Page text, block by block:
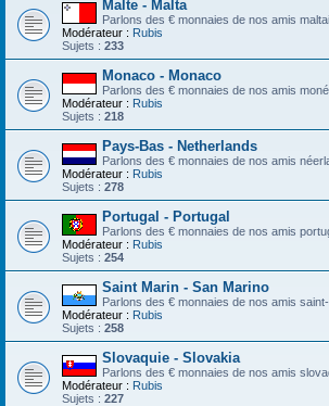
Malte - Malta
Parlons des € monnaies de nos amis
Modérateur : Rubis
Sujets : 233
Monaco - Monaco
Parlons des € monnaies de nos amis
Modérateur : Rubis
Sujets : 218
Pays-Bas - Netherlands
Parlons des € monnaies de nos amis
Modérateur : Rubis
Sujets : 278
Portugal - Portugal
Parlons des € monnaies de nos amis
Modérateur : Rubis
Sujets : 254
Saint Marin - San Marino
Parlons des € monnaies de nos amis
Modérateur : Rubis
Sujets : 258
Slovaquie - Slovakia
Parlons des € monnaies de nos amis
Modérateur : Rubis
Sujets : 227